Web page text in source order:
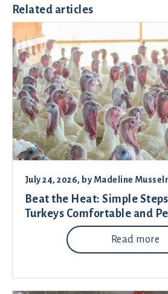
Related articles
July 24, 2026, by Madeline
Beat the Heat: Simple
Turkeys Comfortable and
Read more